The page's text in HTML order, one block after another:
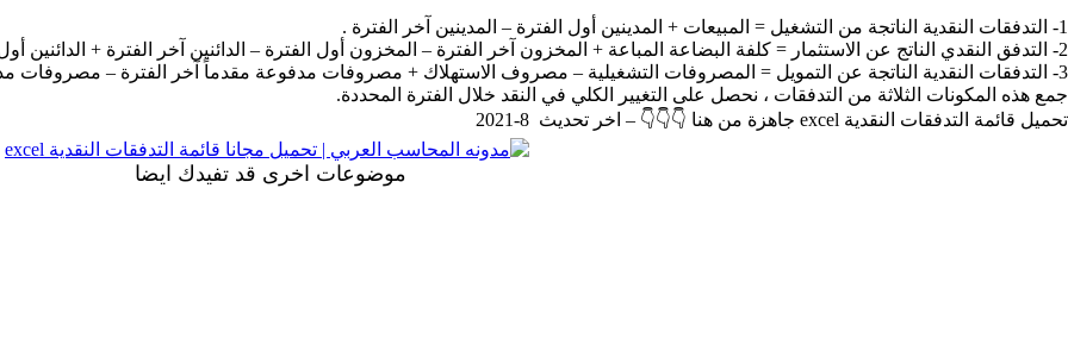
1- التدفقات النقدية الناتجة من التشغيل = المبيعات + المدينين أول الفترة – المدينين آخر الفترة .
2- التدفق النقدي الناتج عن الاستثمار = كلفة البضاعة المباعة + المخزون آخر الفترة – المخزون أول الفترة – الدائنين آخر الفترة + الدائنين أول الفترة
3- التدفقات النقدية الناتجة عن التمويل = المصروفات التشغيلية – مصروف الاستهلاك + مصروفات مدفوعة مقدماً آخر الفترة –
جمع هذه المكونات الثلاثة من التدفقات ، نحصل على التغيير الكلي في النقد خلال الفترة المحددة.
تحميل قائمة التدفقات النقدية excel جاهزة من هنا 👇👇👇 – اخر تحديث 8-2021
موضوعات اخرى قد تفيدك ايضا